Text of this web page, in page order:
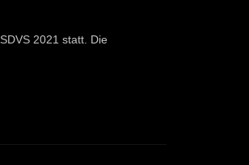
2021 statt. Die